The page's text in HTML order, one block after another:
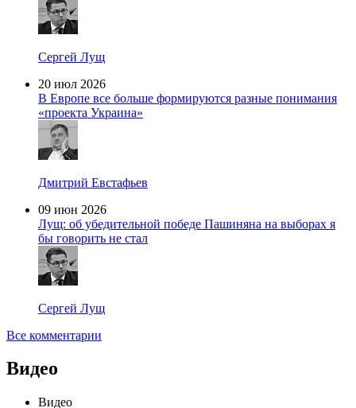
Сергей Лущ
20 июл 2026
В Европе все больше формируются разные понимания
«проекта Украина»
Дмитрий Евстафьев
09 июн 2026
Лущ: об убедительной победе Пашиняна на выборах я
бы говорить не стал
Сергей Лущ
Все комментарии
Видео
Видео